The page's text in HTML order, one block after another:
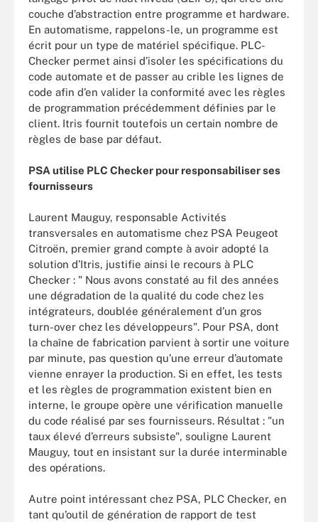
couche d’abstraction entre programme et hardware.
En automatisme, rappelons-le, un programme est
écrit pour un type de matériel spécifique. PLC-
Checker permet ainsi d’isoler les spécifications du
code automate et de passer au crible les lignes de
code afin d’en valider la conformité avec les règles
de programmation précédemment définies par le
client. Itris fournit toutefois un certain nombre de
règles de base par défaut.
PSA utilise PLC Checker pour responsabiliser ses
fournisseurs
Laurent Mauguy, responsable Activités
transversales en automatisme chez PSA Peugeot
Citroën, premier grand compte à avoir adopté la
solution d’Itris, justifie ainsi le recours à PLC
Checker : " Nous avons constaté au fil des années
une dégradation de la qualité du code chez les
intégrateurs, doublée généralement d’un gros
turn-over chez les développeurs". Pour PSA, dont
la chaîne de fabrication parvient à sortir une voiture
par minute, pas question qu’une erreur d’automate
vienne enrayer la production. Si en effet, les tests
et les règles de programmation existent bien en
interne, le groupe opère une vérification manuelle
du code réalisé par ses fournisseurs. Résultat : "un
taux élevé d’erreurs subsiste", souligne Laurent
Mauguy, tout en insistant sur la durée interminable
des opérations.
Autre point intéressant chez PSA, PLC Checker, en
tant qu’outil de génération de rapport de test